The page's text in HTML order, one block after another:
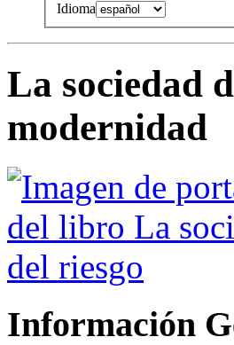
Idioma
La sociedad
modernidad
Información